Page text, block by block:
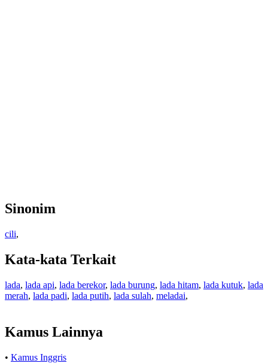
Sinonim
cili,
Kata-kata Terkait
lada, lada api, lada berekor, lada burung, lada hitam, lada kutuk, lada
merah, lada padi, lada putih, lada sulah, meladai,
Kamus Lainnya
• Kamus Inggris